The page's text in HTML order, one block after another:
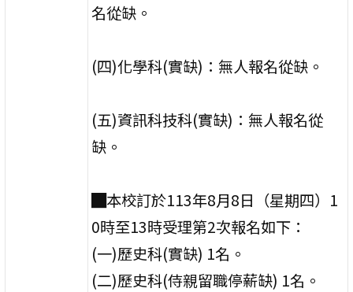
名從缺。
(四)化學科(實缺)：無人報名從缺。
(五)資訊科技科(實缺)：無人報名從
缺。
█本校訂於113年8月8日（星期四）1
0時至13時受理第2次報名如下：
(一)歷史科(實缺) 1名。
(二)歷史科(侍親留職停薪缺) 1名。